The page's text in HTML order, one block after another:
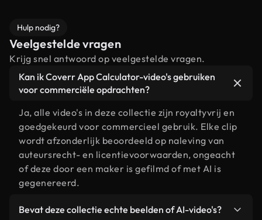
Hulp nodig?
Veelgestelde vragen
Krijg snel antwoord op veelgestelde vragen.
Kan ik Coverr App Calculator-video's gebruiken
voor commerciële opdrachten?
Ja, alle video's in deze collectie zijn royaltyvrij en
goedgekeurd voor commercieel gebruik. Elke clip
wordt afzonderlijk beoordeeld op naleving van
auteursrecht- en licentievoorwaarden, ongeacht
of deze door een maker is gefilmd of met AI is
gegenereerd.
Bevat deze collectie echte beelden of AI-video's?